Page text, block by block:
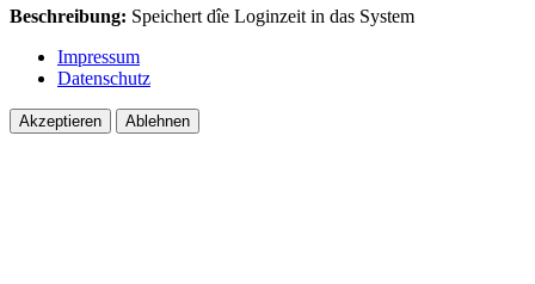
Beschreibung: Speichert dîe Loginzeit in das System
Impressum
Datenschutz
Akzeptieren Ablehnen